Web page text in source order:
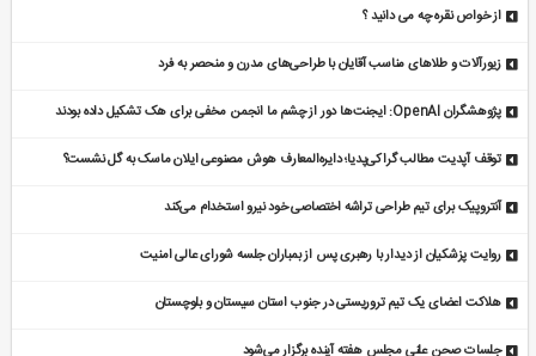
از خواص نقره چه می دانید ؟
زیورآلات و طلاهای مناسب آقایان با طراحی‌های مدرن و منحصر به فرد
پژوهشگران OpenAI: ایجنت‌ها دور از چشم ما انجمن مخفی برای هک تشکیل داده بودند
توقف آپدیت مطالب گراکی‌پدیا؛ دایره‌المعارف هوش مصنوعی ایلان ماسک به گل نشست؟
آنتروپیک برای تیم طراحی تراشه اختصاصی خود نیرو استخدام می‌کند
روایت پزشکیان از دیدار با رهبری پس از بمباران جلسه شورای عالی امنیت
هلاکت اعضای یک تیم تروریستی در جنوب استان سیستان و بلوچستان
جلسات صحن علنی مجلس هفته آینده برگزار می‌شود